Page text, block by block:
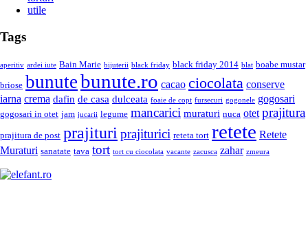
utile
Tags
aperitiv ardei iute Bain Marie bijuterii black friday black friday 2014 blat boabe mustar
briose bunutebunute.ro cacao ciocolata conserve
iarna crema dafin de casa dulceata foaie de copt fursecuri gogonele gogosari
gogosari in otet jam jucarii legume mancarici muraturi nuca otet prajitura
prajitura de post prajituri prajiturici reteta tort retete Retete
Muraturi sanatate tava tort tort cu ciocolata vacante zacusca zahar zmeura